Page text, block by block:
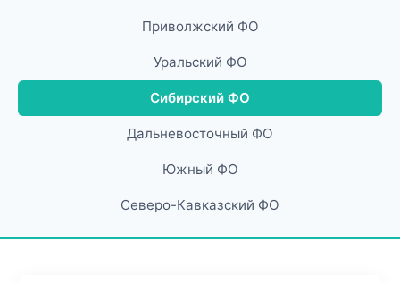
Приволжский ФО
Уральский ФО
Сибирский ФО
Дальневосточный ФО
Южный ФО
Северо-Кавказский ФО